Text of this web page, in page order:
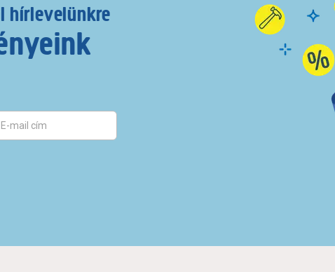
hírlevelünkre